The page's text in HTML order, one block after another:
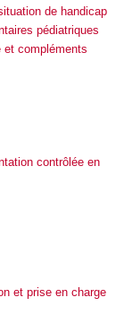
de handicap
pédiatriques
et compléments
contrôlée en
et prise en charge